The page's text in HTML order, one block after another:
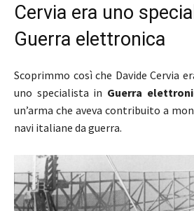
Cervia era uno
Guerra elettronica
Scoprimmo così che Davide Cervia
uno specialista in Guerra
un’arma che aveva contribuito a
navi italiane da guerra.